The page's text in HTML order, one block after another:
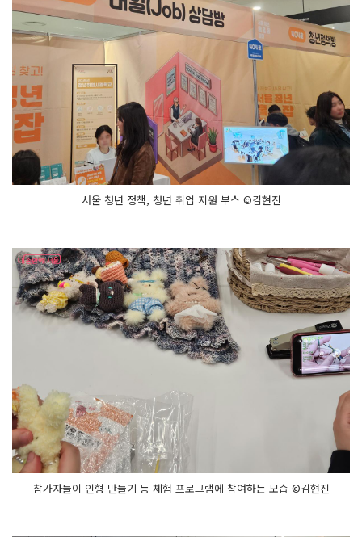
서울 청년 정책, 청년 취업 지원 부스 ©김현진
참가자들이 인형 만들기 등 체험 프로그램에 참여하는 모습 ©김현진